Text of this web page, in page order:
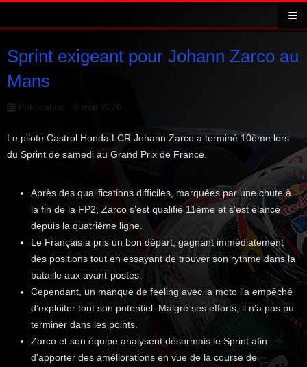
Sprint exigeant pour Johann Zarco au
Mans
Publication : 9 mai 2026
Le pilote Castrol Honda LCR Johann Zarco a terminé 10ème lors
du Sprint de samedi au Grand Prix de France.
Après des qualifications difficiles, marquées par une chute à
la fin de la FP2, Zarco s’est qualifié 11ème et s’est élancé
depuis la quatrième ligne.
Le Français a pris un bon départ, gagnant immédiatement
des positions tout en essayant de trouver son rythme dans la
bataille aux avant-postes.
Cependant, un manque de feeling avec la moto l’a empêché
d’exploiter tout son potentiel. Malgré ses efforts, il n’a pas pu
terminer dans les points.
Zarco et son équipe analysent désormais le Sprint afin
d’apporter des améliorations en vue de la course de
≡